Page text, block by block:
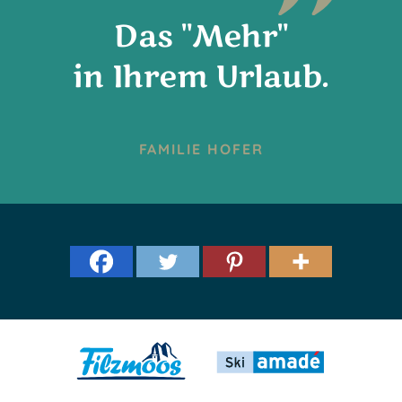
Das "Mehr"
in Ihrem Urlaub.
FAMILIE HOFER